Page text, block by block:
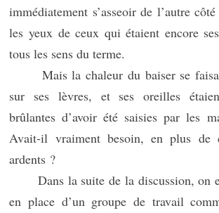
immédiatement s’asseoir de l’autre
les yeux de ceux qui étaient encore
tous les sens du terme.
Mais la chaleur du baiser se
sur ses lèvres, et ses oreilles
brûlantes d’avoir été saisies par les
Avait-il vraiment besoin, en plus de
ardents ?
Dans la suite de la discussion, on
en place d’un groupe de travail